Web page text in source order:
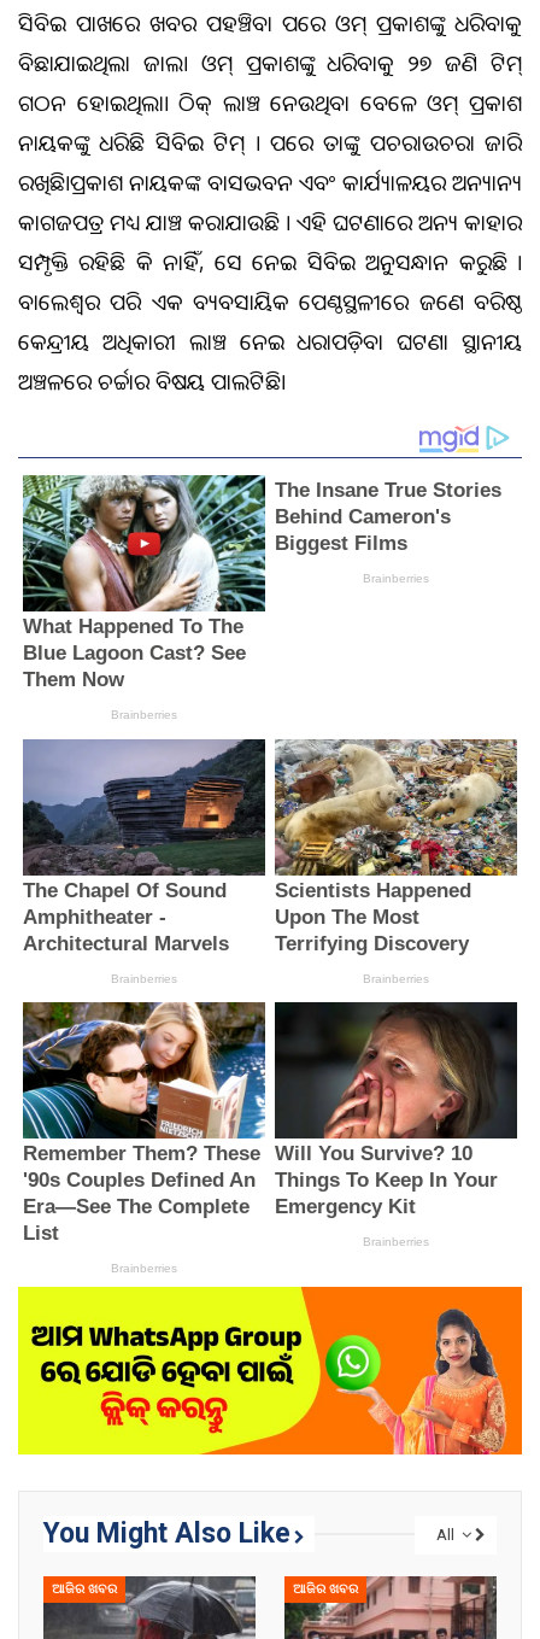
ସିବିଆଇ ପାଖରେ ଖବର ପହଞ୍ଚିବା ପରେ ଓମ୍ ପ୍ରକାଶଙ୍କୁ ଧରିବାକୁ
ବିଛାଯାଇଥିଲା ଜାଲ। ଓମ୍ ପ୍ରକାଶଙ୍କୁ ଧରିବାକୁ ୨୭ ଜଣିଆ ଟିମ୍
ଗଠନ ହୋଇଥିଲା। ଠିକ୍ ଲାଞ୍ଚ ନେଉଥିବା ବେଳେ ଓମ୍ ପ୍ରକାଶ
ନାୟକଙ୍କୁ ଧରିଛି ସିବିଆଇ ଟିମ୍ । ପରେ ତାଙ୍କୁ ପଚରାଉଚରା ଜାରି
ରଖିଛି।ପ୍ରକାଶ ନାୟକଙ୍କ ବାସଭବନ ଏବଂ କାର୍ଯ୍ୟାଳୟର ଅନ୍ୟାନ୍ୟ
କାଗଜପତ୍ର ମଧ୍ୟ ଯାଞ୍ଚ କରାଯାଉଛି । ଏହି ଘଟଣାରେ ଅନ୍ୟ କାହାର
ସମ୍ପୃକ୍ତି ରହିଛି କି ନାହିଁ, ସେ ନେଇ ସିବିଆଇ ଅନୁସନ୍ଧାନ କରୁଛି ।
ବାଲେଶ୍ୱର ପରି ଏକ ବ୍ୟବସାୟିକ ପେଣ୍ଠସ୍ଥଳୀରେ ଜଣେ ବରିଷ୍ଠ
କେନ୍ଦ୍ରୀୟ ଅଧିକାରୀ ଲାଞ୍ଚ ନେଇ ଧରାପଡ଼ିବା ଘଟଣା ସ୍ଥାନୀୟ
ଅଞ୍ଚଳରେ ଚର୍ଚ୍ଚାର ବିଷୟ ପାଲଟିଛି।
All
You Might Also Like
ଆଜିର ଖବର ଆଜିର ଖବର